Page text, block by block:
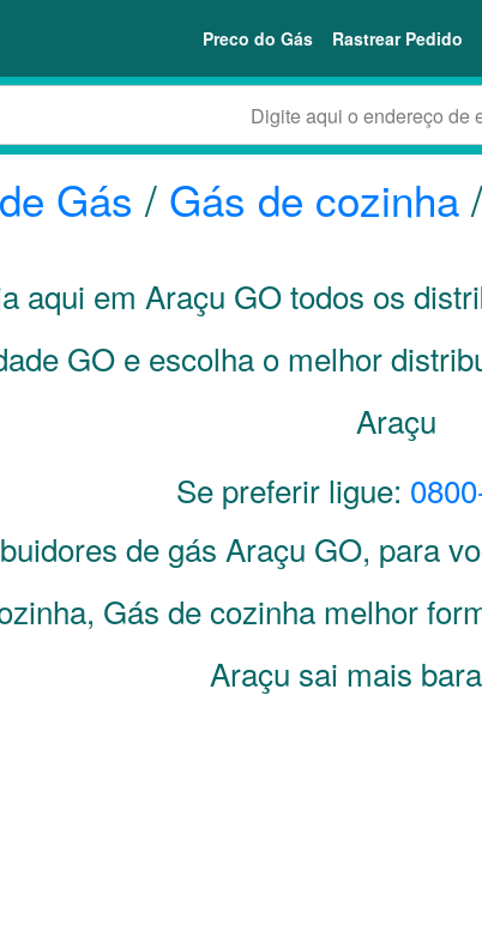
Preco do Gás Rastrear Pedido
Gás/ Gás de cozinha/
aqui em Araçu GOtodos os
GO e escolha o melhor
Araçu
Se preferir ligue:
de gás Araçu GO, para
Gás de cozinha melhor
Araçu sai mais